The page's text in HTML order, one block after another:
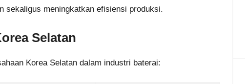
sekaligus meningkatkan efisiensi produksi.
Selatan
Korea Selatan dalam industri baterai: